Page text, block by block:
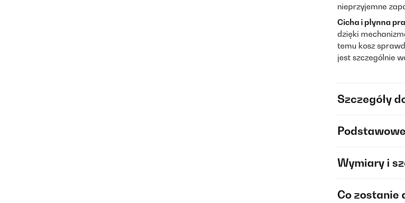
nieprzyjemne
Cicha i płynna
dzięki
temu kosz
jest szczególnie
Szczegóły
Wymiary i
Co zostanie